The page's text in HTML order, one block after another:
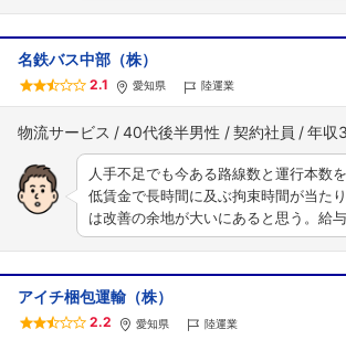
名鉄バス中部（株）
2.1 愛知県 陸運業
物流サービス 40代後半男性 契約社員 年収
人手不足でも今ある路線数と運行本数
低賃金で長時間に及ぶ拘束時間が当た
は改善の余地が大いにあると思う。給
アイチ梱包運輸（株）
2.2 愛知県 陸運業